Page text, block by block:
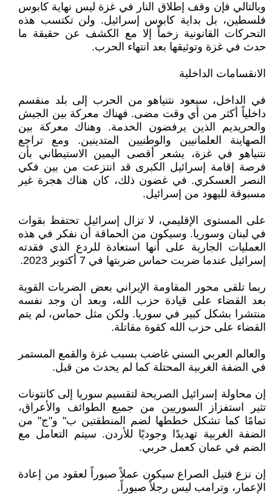
وبالتالي فإن وقف إطلاق النار في غزة ليس نهاية كابوس
فلسطين، بل بداية كابوس إسرائيل. ولن تكتسب هذه
التحركات القانونية زخماً إلا مع الكشف عن حقيقة ما
حدث في غزة وتوثيقها بعد انتهاء الحرب.
الانقسامات الداخلية
في الداخل، سيعود نتنياهو من الحرب إلى بلد منقسم
داخلياً أكثر من أي وقت مضى. فهناك معركة بين الجيش
والحريديم الذين يرفضون الخدمة. وهناك معركة بين
الصهاينة العلمانيين والوطنيين المتدينين. ومع تراجع
نتنياهو في غزة، يشعر أقصى اليمين الاستيطاني بأن
فرصة إقامة إسرائيل الكبرى قد انتزعت من بين فكي
النصر العسكري. في غضون ذلك، كان هناك هجرة غير
مسبوقة لليهود من إسرائيل.
على المستوى الإقليمي، لا تزال إسرائيل تحتفظ بقوات
في لبنان وسوريا. وسيكون من الحماقة أن نفكر في هذه
العمليات الجارية على أنها استعادة للردع الذي فقدته
إسرائيل عندما ضربت حماس ضربتها في 7 أكتوبر 2023.
ربما تلقى محور المقاومة الإيراني بعض الضربات القوية
بعد القضاء على قيادة حزب الله، وبعد أن وجد نفسه
منتشرا بشكل كبير في سوريا. ولكن مثل حماس، لم يتم
القضاء على حزب الله كقوة مقاتلة.
والعالم العربي السني غاضب بسبب غزة والقمع المستمر
في الضفة الغربية المحتلة كما لم يحدث من قبل.
إن محاولة إسرائيل الصريحة لتقسيم سوريا إلى كانتونات
تثير استفزاز السوريين من جميع الطوائف والأعراق،
تمامًا كما تشكل خططها لضم المنطقتين ب" و"ج" من
الضفة الغربية تهديدًا وجوديًا للأردن. سيتم التعامل مع
الضم في عمان كعمل حربي.
إن نزع فتيل الصراع سيكون عملاً صبوراً لعقود من إعادة
الإعمار، وترامب ليس رجلاً صبوراً.